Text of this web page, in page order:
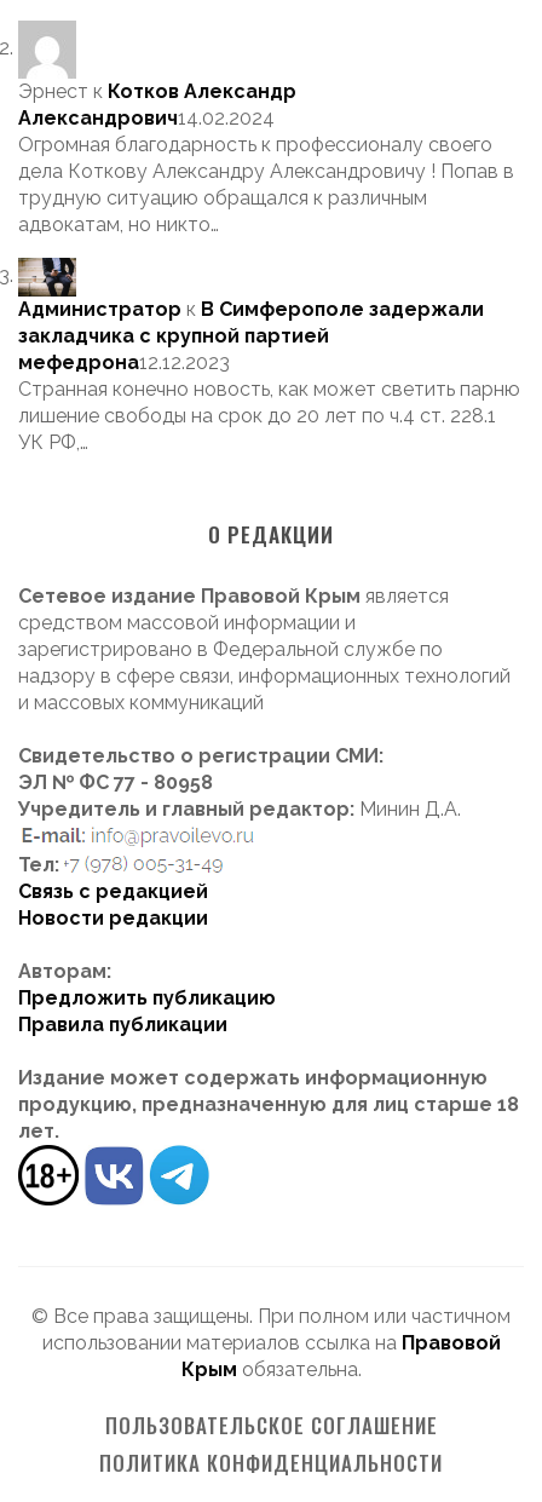
Эрнест к Котков Александр
Александрович14.02.2024
Огромная благодарность к профессионалу своего
дела Коткову Александру Александровичу ! Попав в
трудную ситуацию обращался к различным
адвокатам, но никто…
Администратор к В Симферополе задержали
закладчика с крупной партией
мефедрона12.12.2023
Странная конечно новость, как может светить парню
лишение свободы на срок до 20 лет по ч.4 ст. 228.1
УК РФ,…
О РЕДАКЦИИ
Сетевое издание Правовой Крым является
средством массовой информации и
зарегистрировано в Федеральной службе по
надзору в сфере связи, информационных технологий
и массовых коммуникаций
Свидетельство о регистрации СМИ:
ЭЛ № ФС 77 - 80958
Учредитель и главный редактор: Минин Д.А.
Тел:
Связь с редакцией
Новости редакции
Авторам:
Предложить публикацию
Правила публикации
Издание может содержать информационную
продукцию, предназначенную для лиц старше 18
лет.
© Все права защищены. При полном или частичном
использовании материалов ссылка на Правовой
Крым обязательна.
ПОЛЬЗОВАТЕЛЬСКОЕ СОГЛАШЕНИЕ
ПОЛИТИКА КОНФИДЕНЦИАЛЬНОСТИ